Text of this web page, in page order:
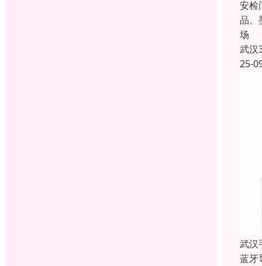
安检
品、
场
武汉
25-
武汉
蓝牙